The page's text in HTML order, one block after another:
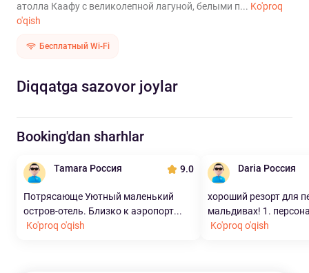
атолла Каафу с великолепной лагуной, белыми п... Ko'proq
o'qish
Бесплатный Wi-Fi
Diqqatga sazovor joylar
Booking'dan sharhlar
Tamara Россия 9.0
Потрясающе Уютный маленький
остров-отель. Близко к аэропорт...
Ko'proq o'qish
Daria Россия
хороший резорт для
мальдивах! 1.
Ko'proq o'qish